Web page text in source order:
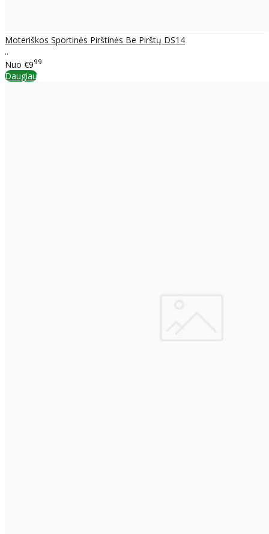
Moteriškos Sportinės Pirštinės Be Pirštų DS14
..
Nuo €999
Daugiau